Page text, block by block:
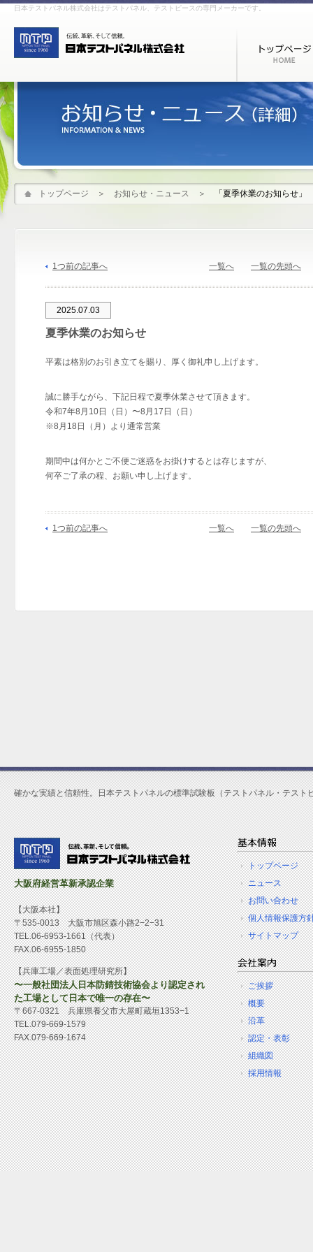
日本テストパネル株式会社はテストパネル、テストピースの専門メーカーです。
トップページ ＞ お知らせ・ニュース ＞ 「夏季休業のお知らせ」
1つ前の記事へ 一覧へ 一覧の先頭へ
2025.07.03
夏季休業のお知らせ
平素は格別のお引き立てを賜り、厚く御礼申し上げます。
誠に勝手ながら、下記日程で夏季休業させて頂きます。
令和7年8月10日（日）〜8月17日（日）
※8月18日（月）より通常営業
期間中は何かとご不便ご迷惑をお掛けするとは存じますが、
何卒ご了承の程、お願い申し上げます。
1つ前の記事へ 一覧へ 一覧の先頭へ
確かな実績と信頼性。日本テストパネルの標準試験板（テストパネル・テスト
大阪府経営革新承認企業
【大阪本社】
〒535-0013 大阪市旭区森小路2−2−31
TEL.06-6953-1661（代表）
FAX.06-6955-1850
【兵庫工場／表面処理研究所】
〜一般社団法人日本防錆技術協会より認定され
た工場として日本で唯一の存在〜
〒667-0321 兵庫県養父市大屋町蔵垣1353−1
TEL.079-669-1579
FAX.079-669-1674
トップページ
ニュース
お問い合わせ
個人情報保護方
サイトマップ
ご挨拶
概要
沿革
認定・表彰
組織図
採用情報